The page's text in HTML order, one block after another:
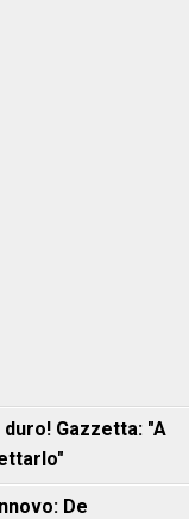
Gazzetta: "A
De